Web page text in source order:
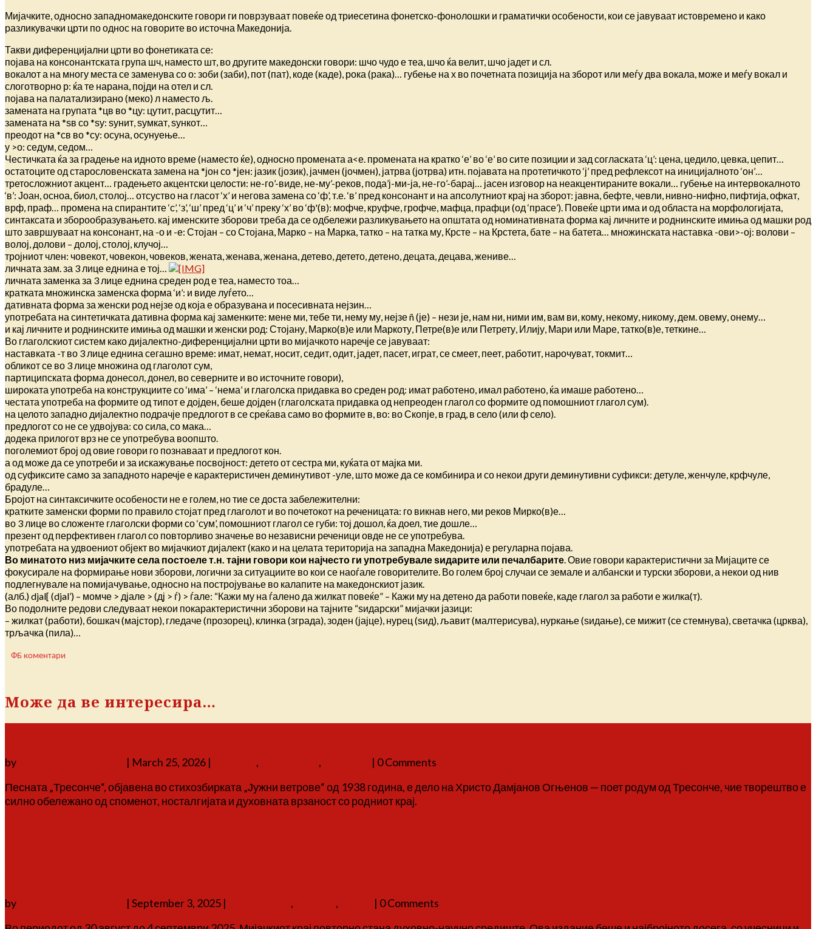
Мијачките, односно западномакедонските говори ги поврзуваат повеќе од триесетина фонетско-фонолошки и граматички особености, кои се јавуваат истовремено и како
разликувачки црти по однос на говорите во источна Македонија.
Такви диференцијални црти во фонетиката се:
појава на консонантската група шч, наместо шт, во другите македонски говори: шчо чудо е теа, шчо ќа велит, шчо јадет и сл.
вокалот а на многу места се заменува со о: зоби (заби), пот (пат), коде (каде), рока (рака)… губење на х во почетната позиција на зборот или меѓу два вокала, може и меѓу вокал и
слоготворно р: ќа те нарана, појди на отел и сл.
појава на палатализирано (меко) л наместо љ.
замената на групата *цв во *цу: цутит, расцутит…
замената на *ѕв со *ѕу: ѕунит, ѕумкат, ѕункот…
преодот на *св во *су: осуна, осунуење…
у >о: седум, седом…
Честичката ќа за градење на идното време (наместо ќе), односно промената а<е. промената на кратко ‘е’ во ‘е’ во сите позиции и зад согласката ‘ц’: цена, цедило, цевка, цепит…
остатоците од старословенската замена на *јон со *јен: јазик (јозик), јачмен (јочмен), јатрва (јотрва) итн. појавата на протетичкото ‘ј’ пред рефлексот на иницијалното ‘он’…
третосложниот акцент… градењето акцентски целости: не-го’-виде, не-му’-реков, пода’ј-ми-ја, не-го’-барај… јасен изговор на неакцентираните вокали… губење на интервокалното
‘в’: Јоан, осноа, биол, столој… отсуство на гласот ‘х’ и негова замена со ‘ф’, т.е. ‘в’ пред консонант и на апсолутниот крај на зборот: јавна, бефте, чевли, нивно-нифно, пифтија, офкат,
врф, праф… промена на спирантите ‘с’, ‘з’, ‘ш’ пред ‘ц’ и ‘ч’ преку ‘х’ во ‘ф'(в): мофче, круфче, грофче, мафца, прафци (од ‘прасе’). Повеќе црти има и од областа на морфологијата,
синтаксата и зборообразувањето. кај именските зборови треба да се одбележи разликувањето на општата од номинативната форма кај личните и роднинските имиња од машки род
што завршуваат на консонант, на -о и -е: Стојан – со Стојана, Марко – на Марка, татко – на татка му, Крсте – на Крстета, бате – на батета… множинската наставка -ови>-ој: волови –
волој, долови – долој, столој, клучој…
тројниот член: човекот, човекон, човеков, жената, женава, женана, детево, детето, детено, децата, децава, жениве…
личната зам. за 3 лице еднина е тој…
личната заменка за 3 лице еднина среден род е теа, наместо тоа…
кратката множинска заменска форма ‘и’: и виде луѓето…
дативната форма за женски род нејзе од која е образувана и посесивната нејзин…
употребата на синтетичката дативна форма кај заменките: мене ми, тебе ти, нему му, нејзе ñ (је) – нези је, нам ни, ними им, вам ви, кому, некому, никому, дем. овему, онему…
и кај личните и роднинските имиња од машки и женски род: Стојану, Марко(в)е или Маркоту, Петре(в)е или Петрету, Илију, Мари или Маре, татко(в)е, теткине…
Во глаголскиот систем како дијалектно-диференцијални црти во мијачкото наречје се јавуваат:
наставката -т во 3 лице еднина сегашно време: имат, немат, носит, седит, одит, јадет, пасет, играт, се смеет, пеет, работит, нарочуват, токмит…
обликот се во 3 лице множина од глаголот сум,
партиципската форма донесол, донел, во северните и во источните говори),
широката употреба на конструкциите со ‘има’ – ‘нема’ и глаголска придавка во среден род: имат работено, имал работено, ќа имаше работено…
честата употреба на формите од типот е дојден, беше дојден (глаголската придавка од непреоден глагол со формите од помошниот глагол сум).
на целото западно дијалектно подрачје предлогот в се среќава само во формите в, во: во Скопје, в град, в село (или ф село).
предлогот со не се удвојува: со сила, со мака…
додека прилогот врз не се употребува воопшто.
поголемиот број од овие говори го познаваат и предлогот кон.
а од може да се употреби и за искажување посвојност: детето от сестра ми, куќата от мајка ми.
од суфиксите само за западното наречје е карактеристичен деминутивот -уле, што може да се комбинира и со некои други деминутивни суфикси: детуле, женчуле, крфчуле,
брадуле…
Бројот на синтаксичките особености не е голем, но тие се доста забележителни:
кратките заменски форми по правило стојат пред глаголот и во почетокот на реченицата: го викнав него, ми реков Мирко(в)е…
во 3 лице во сложенте глаголски форми со ‘сум’, помошниот глагол се губи: тој дошол, ќа доел, тие дошле…
презент од перфективен глагол со повторливо значење во независни реченици овде не се употребува.
употребата на удвоениот објект во мијачкиот дијалект (како и на целата територија на западна Македонија) е регуларна појава.
Во минатото низ мијачките села постоеле т.н. тајни говори кои најчесто ги употребувале ѕидарите или печалбарите . Овие говори карактеристични за Мијаците се
фокусирале на формирање нови зборови, логични за ситуациите во кои се наоѓале говорителите. Во голем број случаи се земале и албански и турски зборови, а некои од нив
подлегнувале на помијачување, односно на постројување во калапите на македонскиот јазик.
(алб.) djal[ (djal’) – момче > дјале > (дј > ѓ) > ѓале: “Кажи му на ѓалено да жилкат повеќе” – Кажи му на детено да работи повеќе, каде глагол за работи е жилка(т).
Во подолните редови следуваат некои покарактеристични зборови на тајните “ѕидарски” мијачки јазици:
– жилкат (работи), бошкач (мајстор), гледаче (прозорец), клинка (зграда), зоден (јајце), нурец (ѕид), љавит (малтерисува), нуркање (ѕидање), се мижит (се стемнува), светачка (црква),
трљачка (пила)…
ФБ коментари
Може да ве интересира…
by | March 25, 2026 | , ,
| 0 Comments
Песната „Тресонче“, објавена во стихозбирката „Јужни ветрове“ од 1938 година, е дело на Христо Дамјанов Огњенов — поет родум од Тресонче, чие творештво е
силно обележано од споменот, носталгијата и духовната врзаност со родниот крај.
by | September 3, 2025 | , ,
| 0 Comments